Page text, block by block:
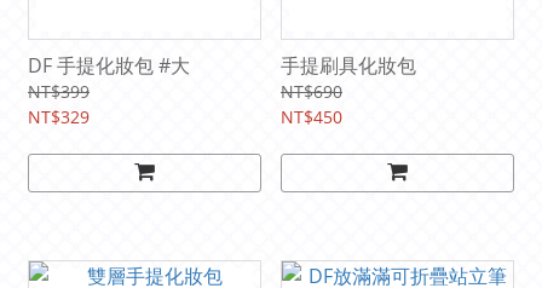
DF 手提化妝包 #大
NT$399
NT$329
手提刷具化妝包
NT$690
NT$450